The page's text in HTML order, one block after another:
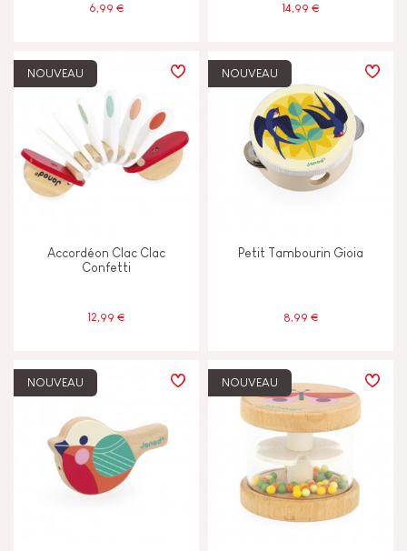
Manipuler & manier
Marcher courir & bouger
Toucher voir & entendre
Cloche ou Grelot
Lumière
Magnétique
6,99 € 14,99 €
NOUVEAU
Accordéon Clac Clac
Confetti
12,99 €
NOUVEAU
Petit Tambourin Gioia
8,99 €
NOUVEAU NOUVEAU